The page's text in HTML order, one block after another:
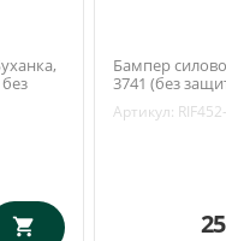
Бампер
3741 (без
внутренних
10000)
Артикул: